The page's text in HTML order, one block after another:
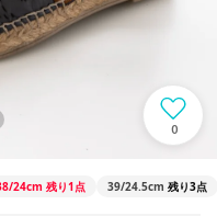
0
24cm 残り1点 39/24.5cm 残り3点